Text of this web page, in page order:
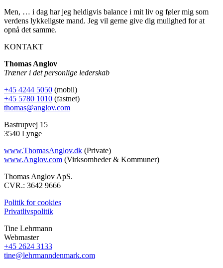
Men, … i dag har jeg heldigvis balance i mit liv og føler mig som
verdens lykkeligste mand. Jeg vil gerne give dig mulighed for at
opnå det samme.
KONTAKT
Thomas Anglov
Træner i det personlige lederskab
+45 4244 5050 (mobil)
+45 5780 1010 (fastnet)
thomas@anglov.com
Bastrupvej 15
3540 Lynge
www.ThomasAnglov.dk (Private)
www.Anglov.com (Virksomheder & Kommuner)
Thomas Anglov ApS.
CVR.: 3642 9666
Politik for cookies
Privatlivspolitik
Tine Lehrmann
Webmaster
+45 2624 3133
tine@lehrmanndenmark.com